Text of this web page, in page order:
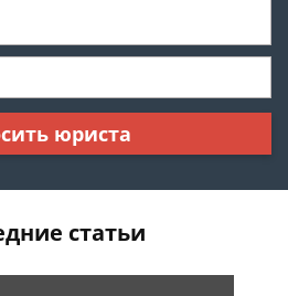
юриста
статьи